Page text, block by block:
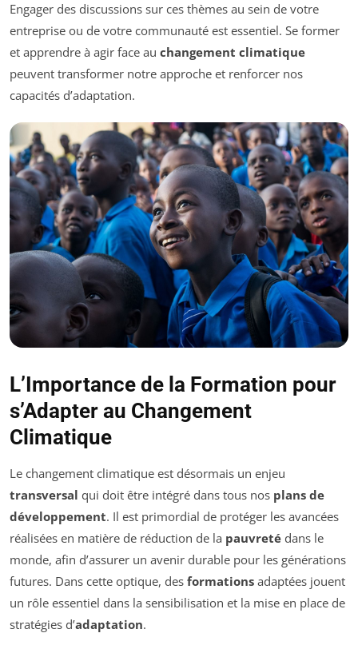
Engager des discussions sur ces thèmes au sein de votre
entreprise ou de votre communauté est essentiel. Se former
et apprendre à agir face au changement climatique
peuvent transformer notre approche et renforcer nos
capacités d’adaptation.
L’Importance de la Formation pour
s’Adapter au Changement
Climatique
Le changement climatique est désormais un enjeu
transversal qui doit être intégré dans tous nos plans de
développement. Il est primordial de protéger les avancées
réalisées en matière de réduction de la pauvreté dans le
monde, afin d’assurer un avenir durable pour les générations
futures. Dans cette optique, des formations adaptées jouent
un rôle essentiel dans la sensibilisation et la mise en place de
stratégies d’adaptation.